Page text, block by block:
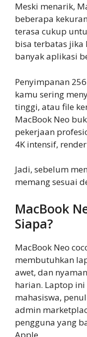
Meski menarik,
beberapa
terasa cukup
bisa terbatas jika
banyak aplikasi
Penyimpanan
kamu sering
tinggi, atau file
MacBook Neo
pekerjaan
4K intensif,
Jadi, sebelum
memang sesuai
MacBook
Siapa?
MacBook Neo
membutuhkan
awet, dan
harian. Laptop
mahasiswa,
admin
pengguna yang
Apple.